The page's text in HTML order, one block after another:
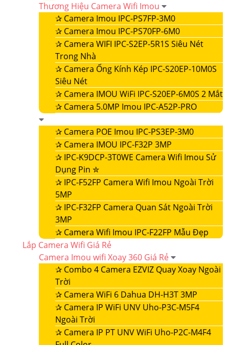
Thương Hiệu Camera Wifi Imou
✰ Camera Imou IPC-PS7FP-3M0
✰ Camera Imou IPC-PS70FP-6M0
✰ Camera WIFI IPC-S2EP-5R1S Siêu Nét
Trong Nhà
✰ Camera Ống Kính Kép IPC-S20EP-10M0S
Siêu Nét
✰ Camera IMOU WiFi IPC-S20EP-6M0S 2 Mắt
✰ Camera 5.0MP Imou IPC-A52P-PRO
✰ Camera POE Imou IPC-PS3EP-3M0
✰ Camera IMOU IPC-F32P 3MP
✰ IPC-K9DCP-3T0WE Camera Wifi Imou Sử
Dụng Pin ✮
✰ IPC-F52FP Camera Wifi Imou Ngoài Trời
5MP
✰ IPC-F32FP Camera Quan Sát Ngoài Trời
3MP
✰ Camera Wifi Imou IPC-F22FP Mẫu Đẹp
Lắp Camera Wifi Giá Rẻ
Camera Imou wifi Xoay 360 Giá Rẻ
✰ Combo 4 Camera EZVIZ Quay Xoay Ngoài
Trời
✰ Camera WiFi 6 Dahua DH-H3T 3MP
✰ Camera IP WiFi UNV Uho-P3C-M5F4
Ngoài Trời
✰ Camera IP PT UNV WiFi Uho-P2C-M4F4